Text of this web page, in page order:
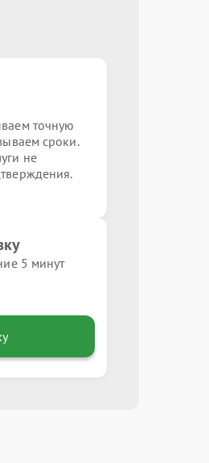
точную
сроки.
не
5 минут